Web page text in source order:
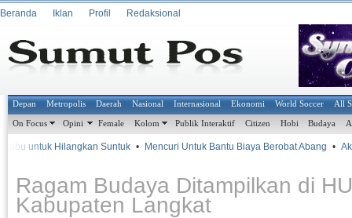
Beranda Iklan Profil Redaksional
Depan Metropolis Daerah Nasional Internasional Ekonomi World Soccer All
On Focus Opini Female Kolom Publik Interaktif Citizen Hobi Budaya
untuk Hilangkan Suntuk • Mencuri Untuk Bantu Biaya Berobat Abang •
Ragam Budaya Ditampilkan di
Kabupaten Langkat